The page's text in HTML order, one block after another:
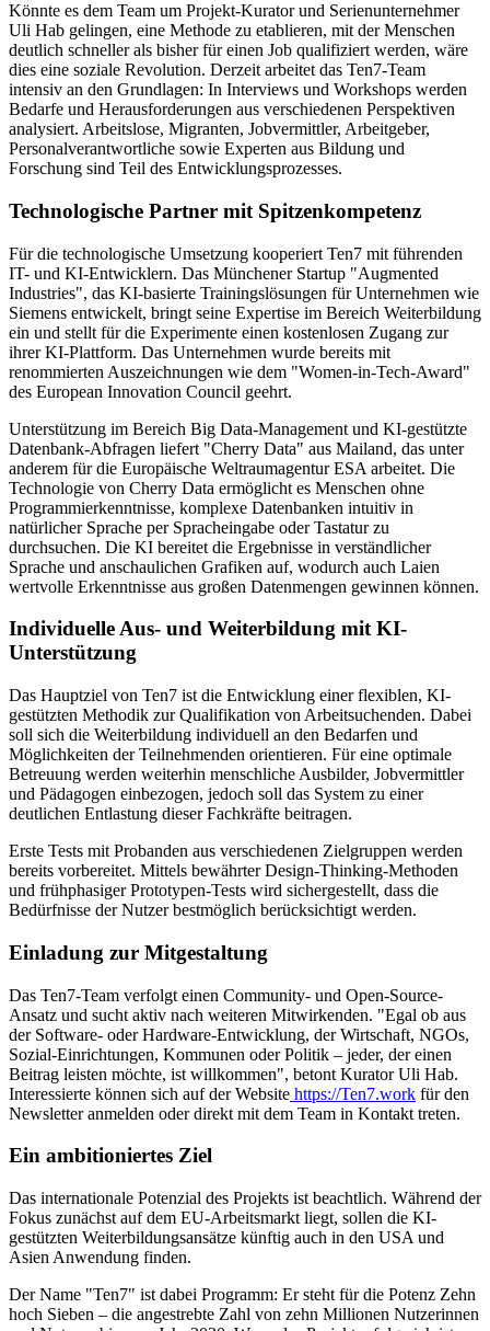
Könnte es dem Team um Projekt-Kurator und Serienunternehmer
Uli Hab gelingen, eine Methode zu etablieren, mit der Menschen
deutlich schneller als bisher für einen Job qualifiziert werden, wäre
dies eine soziale Revolution. Derzeit arbeitet das Ten7-Team
intensiv an den Grundlagen: In Interviews und Workshops werden
Bedarfe und Herausforderungen aus verschiedenen Perspektiven
analysiert. Arbeitslose, Migranten, Jobvermittler, Arbeitgeber,
Personalverantwortliche sowie Experten aus Bildung und
Forschung sind Teil des Entwicklungsprozesses.
Technologische Partner mit Spitzenkompetenz
Für die technologische Umsetzung kooperiert Ten7 mit führenden
IT- und KI-Entwicklern. Das Münchener Startup "Augmented
Industries", das KI-basierte Trainingslösungen für Unternehmen wie
Siemens entwickelt, bringt seine Expertise im Bereich Weiterbildung
ein und stellt für die Experimente einen kostenlosen Zugang zur
ihrer KI-Plattform. Das Unternehmen wurde bereits mit
renommierten Auszeichnungen wie dem "Women-in-Tech-Award"
des European Innovation Council geehrt.
Unterstützung im Bereich Big Data-Management und KI-gestützte
Datenbank-Abfragen liefert "Cherry Data" aus Mailand, das unter
anderem für die Europäische Weltraumagentur ESA arbeitet. Die
Technologie von Cherry Data ermöglicht es Menschen ohne
Programmierkenntnisse, komplexe Datenbanken intuitiv in
natürlicher Sprache per Spracheingabe oder Tastatur zu
durchsuchen. Die KI bereitet die Ergebnisse in verständlicher
Sprache und anschaulichen Grafiken auf, wodurch auch Laien
wertvolle Erkenntnisse aus großen Datenmengen gewinnen können.
Individuelle Aus- und Weiterbildung mit KI-
Unterstützung
Das Hauptziel von Ten7 ist die Entwicklung einer flexiblen, KI-
gestützten Methodik zur Qualifikation von Arbeitsuchenden. Dabei
soll sich die Weiterbildung individuell an den Bedarfen und
Möglichkeiten der Teilnehmenden orientieren. Für eine optimale
Betreuung werden weiterhin menschliche Ausbilder, Jobvermittler
und Pädagogen einbezogen, jedoch soll das System zu einer
deutlichen Entlastung dieser Fachkräfte beitragen.
Erste Tests mit Probanden aus verschiedenen Zielgruppen werden
bereits vorbereitet. Mittels bewährter Design-Thinking-Methoden
und frühphasiger Prototypen-Tests wird sichergestellt, dass die
Bedürfnisse der Nutzer bestmöglich berücksichtigt werden.
Einladung zur Mitgestaltung
Das Ten7-Team verfolgt einen Community- und Open-Source-
Ansatz und sucht aktiv nach weiteren Mitwirkenden. "Egal ob aus
der Software- oder Hardware-Entwicklung, der Wirtschaft, NGOs,
Sozial-Einrichtungen, Kommunen oder Politik – jeder, der einen
Beitrag leisten möchte, ist willkommen", betont Kurator Uli Hab.
Interessierte können sich auf der Website https://Ten7.work für den
Newsletter anmelden oder direkt mit dem Team in Kontakt treten.
Ein ambitioniertes Ziel
Das internationale Potenzial des Projekts ist beachtlich. Während der
Fokus zunächst auf dem EU-Arbeitsmarkt liegt, sollen die KI-
gestützten Weiterbildungsansätze künftig auch in den USA und
Asien Anwendung finden.
Der Name "Ten7" ist dabei Programm: Er steht für die Potenz Zehn
hoch Sieben – die angestrebte Zahl von zehn Millionen Nutzerinnen